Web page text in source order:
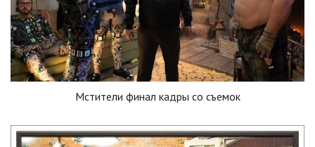
Мстители финал кадры со съемок